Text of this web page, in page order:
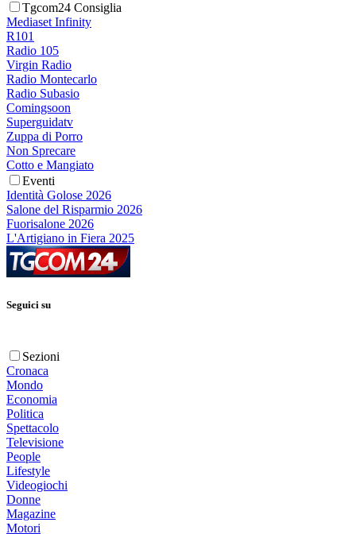
Tgcom24 Consiglia
Mediaset Infinity
R101
Radio 105
Virgin Radio
Radio Montecarlo
Radio Subasio
Comingsoon
Superguidatv
Zuppa di Porro
Non Sprecare
Cotto e Mangiato
Eventi
Identità Golose 2026
Salone del Risparmio 2026
Fuorisalone 2026
L'Artigiano in Fiera 2025
Seguici su
Sezioni
Cronaca
Mondo
Economia
Politica
Spettacolo
Televisione
People
Lifestyle
Videogiochi
Donne
Magazine
Motori